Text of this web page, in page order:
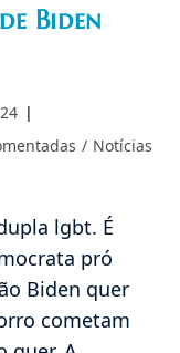
Biden
/ Notícias
lgbt. É
pró
Biden quer
cometam